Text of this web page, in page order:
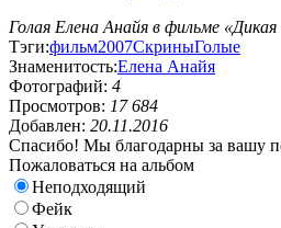
Голая Елена Анайя в фильме «Дикая
Тэги:фильм2007СкриныГолые
Знаменитость:Елена Анайя
Фотографий: 4
Просмотров: 17 684
Добавлен: 20.11.2016
Спасибо! Мы благодарны за вашу
Пожаловаться на альбом
Неподходящий
Фейк